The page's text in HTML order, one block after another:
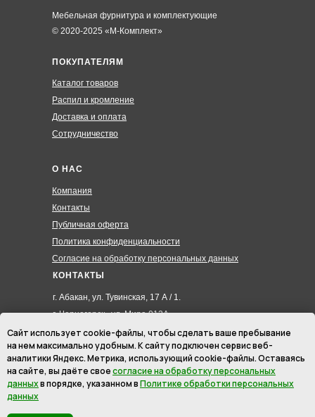
ПОКУПАТЕЛЯМ
Каталог товаров
Распил и кромление
Доставка и оплата
Сотрудничество
О НАС
Компания
Контакты
Публичная оферта
Политика конфиденциальности
Согласие на обработку персональных данных
КОНТАКТЫ
г. Абакан, ул. Тувинская, 17 А / 1.
г. Черногорск , ул. Мира 012А
8 (3902) 285-171
8 (908) 326-24-00
8 (902) 467-09-70
hmk19@mail.ru
© 2020-2025 «М-Комплект»
Мебельная фурнитура и комплектующие
Сайт использует cookie-файлы, чтобы сделать ваше пребывание
на нем максимально удобным. К cайту подключен сервис веб-
аналитики Яндекс. Метрика, использующий cookie-файлы. Оставаясь
на сайте, вы даёте своесогласие на обработку персональных
данныхв порядке, указанном вПолитике обработки персональных
данных